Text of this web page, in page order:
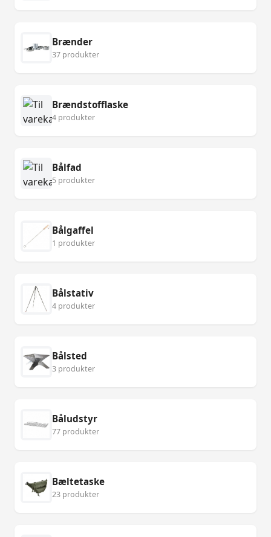
Brænder
37 produkter
Brændstofflaske
4 produkter
Bålfad
5 produkter
Bålgaffel
1 produkter
Bålstativ
4 produkter
Bålsted
3 produkter
Båludstyr
77 produkter
Bæltetaske
23 produkter